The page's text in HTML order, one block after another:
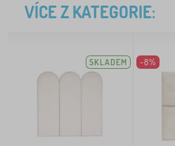
VÍCE Z KATEGORIE:
SKLADEM -8%